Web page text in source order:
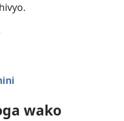
wako